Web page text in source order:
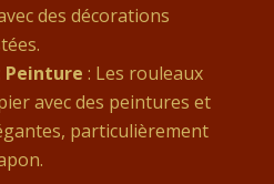
des décorations
: Les rouleaux
avec des peintures et
particulièrement